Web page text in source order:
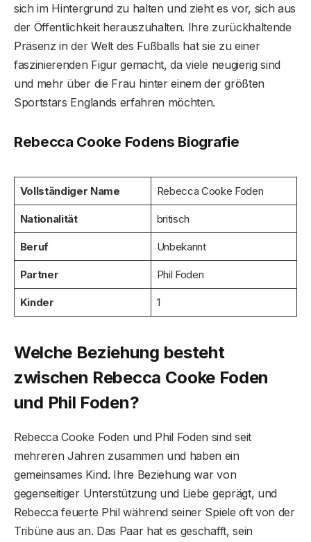
sich im Hintergrund zu halten und zieht es vor, sich aus
der Öffentlichkeit herauszuhalten. Ihre zurückhaltende
Präsenz in der Welt des Fußballs hat sie zu einer
faszinierenden Figur gemacht, da viele neugierig sind
und mehr über die Frau hinter einem der größten
Sportstars Englands erfahren möchten.
Rebecca Cooke Fodens Biografie
Vollständiger Name Rebecca Cooke Foden
Nationalität britisch
Beruf Unbekannt
Partner Phil Foden
Kinder 1
Welche Beziehung besteht
zwischen Rebecca Cooke Foden
und Phil Foden?
Rebecca Cooke Foden und Phil Foden sind seit
mehreren Jahren zusammen und haben ein
gemeinsames Kind. Ihre Beziehung war von
gegenseitiger Unterstützung und Liebe geprägt, und
Rebecca feuerte Phil während seiner Spiele oft von der
Tribüne aus an. Das Paar hat es geschafft, sein